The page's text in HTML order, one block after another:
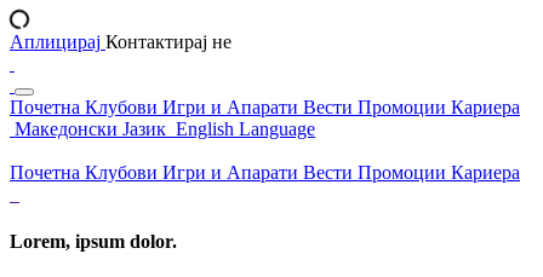
Аплицирај Контактирај не
Почетна Клубови Игри и Апарати Вести Промоции Кариера
Македонски Јазик English Language
Почетна Клубови Игри и Апарати Вести Промоции Кариера
Lorem, ipsum dolor.